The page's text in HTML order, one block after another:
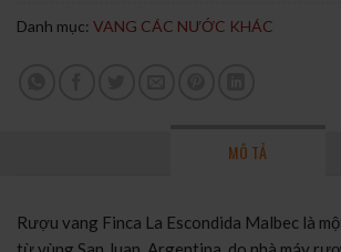
Danh mục: VANG CÁC NƯỚC KHÁC
MÔ TẢ
Rượu vang Finca La Escondida Malbec là